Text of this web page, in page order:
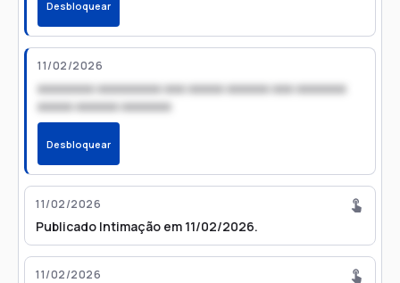
Desbloquear
11/02/2026
xxxxxxxx xxxxxxxxx xxx xxxxx xxxxxx xxx xxxxxxx
xxxxx xxxxxx xxxxxxx
Desbloquear
11/02/2026
Publicado Intimação em 11/02/2026.
11/02/2026